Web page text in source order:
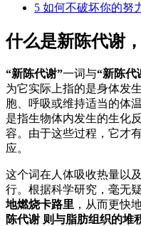
5 如何不破坏你的努
什么是新陈代谢
“新陈代谢”一词与“新陈代
为它实际上指的是身体发
胞、呼吸或维持适当的体
是指生物体内发生的生化
容。由于这些过程，它才
应。
这个词在人体吸收热量以
行。根据科学研究，毫无疑
地燃烧卡路里 ，从而更快
陈代谢 则与脂肪组织的堆